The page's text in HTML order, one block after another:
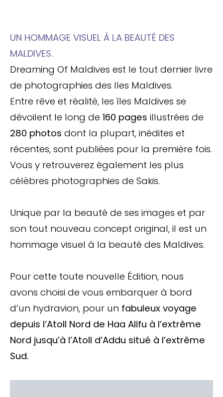
UN HOMMAGE VISUEL À LA BEAUTÉ DES
MALDIVES.
Dreaming Of Maldives est le tout dernier livre
de photographies des Iles Maldives.
Entre rêve et réalité, les îles Maldives se
dévoilent le long de 160 pages illustrées de
280 photos dont la plupart, inédites et
récentes, sont publiées pour la première fois.
Vous y retrouverez également les plus
célèbres photographies de Sakis.
Unique par la beauté de ses images et par
son tout nouveau concept original, il est un
hommage visuel à la beauté des Maldives.
Pour cette toute nouvelle Édition, nous
avons choisi de vous embarquer à bord
d’un hydravion, pour un fabuleux voyage
depuis l’Atoll Nord de Haa Alifu à l’extrême
Nord jusqu’à l’Atoll d’Addu situé à l’extrême
Sud.